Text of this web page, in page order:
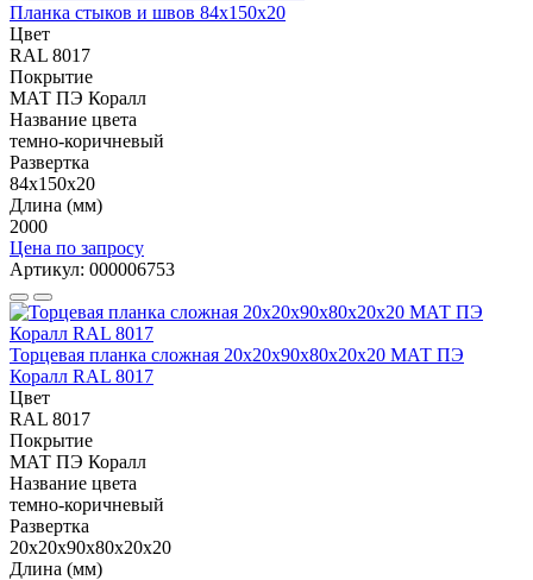
Планка стыков и швов 84х150х20
Цвет
RAL 8017
Покрытие
МАТ ПЭ Коралл
Название цвета
темно-коричневый
Развертка
84х150х20
Длина (мм)
2000
Цена по запросу
Артикул: 000006753
Торцевая планка сложная 20х20х90х80х20х20 МАТ ПЭ
Коралл RAL 8017
Цвет
RAL 8017
Покрытие
МАТ ПЭ Коралл
Название цвета
темно-коричневый
Развертка
20х20х90х80х20х20
Длина (мм)